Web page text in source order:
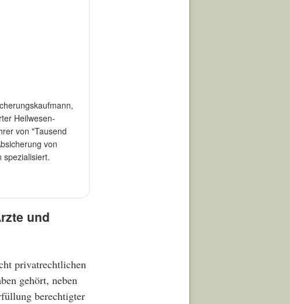
Heilwesen-
von "Tausend
von
spezialisiert.
und
privatrechtlichen
gehört, neben
berechtigter